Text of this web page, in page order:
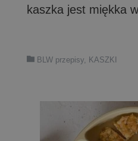
kaszka jest miękka
BLW przepisy, KASZKI